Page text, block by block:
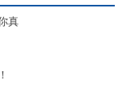
真